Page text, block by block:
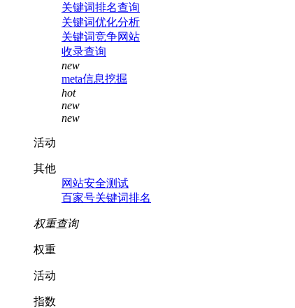
关键词排名查询
关键词优化分析
关键词竞争网站
收录查询
new
meta信息挖掘
hot
new
new
活动
其他
网站安全测试
百家号关键词排名
权重查询
权重
活动
指数